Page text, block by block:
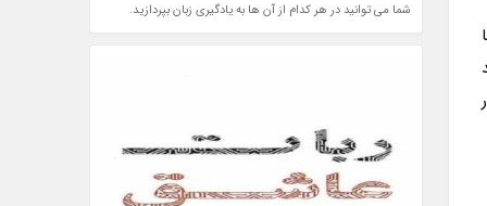
شما می توانید در هر کدام از آن ها به یادگیری زبان بپردازید.